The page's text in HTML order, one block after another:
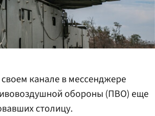
канале в мессенджере
обороны (ПВО) еще
столицу.